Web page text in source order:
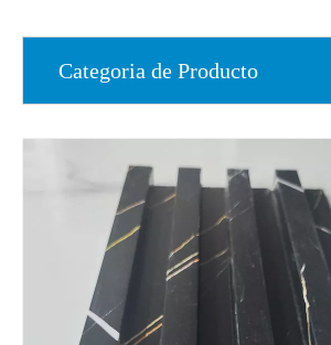
Categoria de Producto